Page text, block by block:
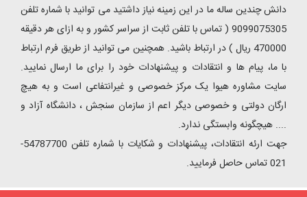
دانش چندین ساله ما در این زمینه نیاز داشتید می توانید با شماره تلفن
9099075305 ( تماس با تلفن ثابت از سراسر کشور و به ازای هر دقیقه
470000 ریال ) در ارتباط باشید. همچنین می توانید از طریق فرم ارتباط
با ما، پیام ها و انتقادات و پیشنهادات خود را برای ما ارسال نمایید.
سایت مشاوره هیوا یک مرکز خصوصی و غیرانتفاعی است و به هیچ
ارگان دولتی و خصوصی دیگر اعم از سازمان سنجش ، دانشگاه آزاد و
.... هیچگونه وابستگی ندارد.
جهت ارئه انتقادات، پیشنهادات و شکایات با شماره تلفن 54787700-
021 تماس حاصل فرمایید.